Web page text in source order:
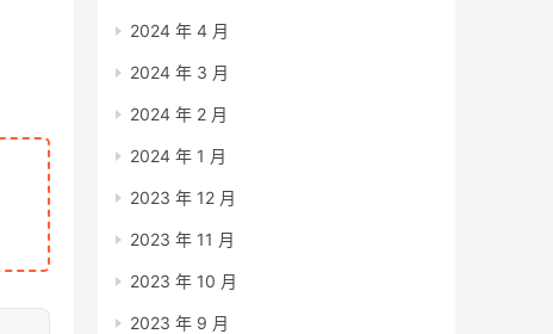
2024 年 4 月
2024 年 3 月
2024 年 2 月
2024 年 1 月
2023 年 12 月
2023 年 11 月
2023 年 10 月
2023 年 9 月